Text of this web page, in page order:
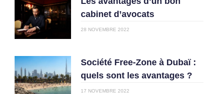
cabinet d’avocats
28 NOVEMBRE 2022
Société Free-Zone à Dubaï :
quels sont les avantages ?
17 NOVEMBRE 2022